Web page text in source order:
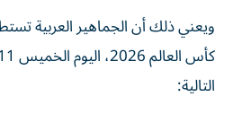
ويعني ذلك أن الجماهير العربية
التالية: